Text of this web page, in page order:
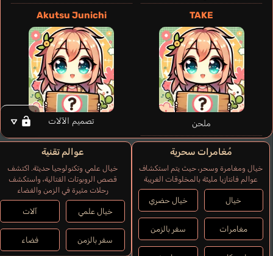
TAKE
ملحن
Akutsu Junichi
تصميم الآلات
Bautz Julia
ألماني
Tarín Sílvia
إسباني
مُغامرات سحرية
خيال ومغامرة وسحر، حيث يتم استكشاف
عوالم فانتازيا مليئة بالمخلوقات الغريبة
خيال خيال حضري
مغامرات سفر بالزمن
عوالم تقنية
خيال علمي وتكنولوجيا حديثة. اكتشف
قصص الروبوتات القتالية، واستكشف
رحلات مثيرة في الزمن والفضاء
خيال علمي آلات
سفر بالزمن فضاء